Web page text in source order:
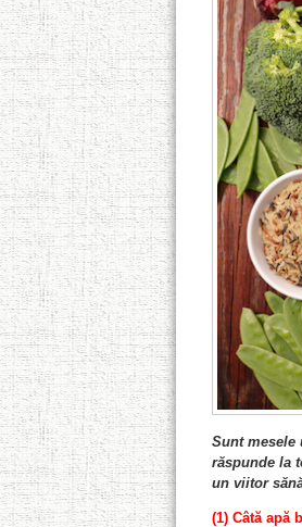
Sunt mesele
răspunde la
un viitor
(1) Câtă apă